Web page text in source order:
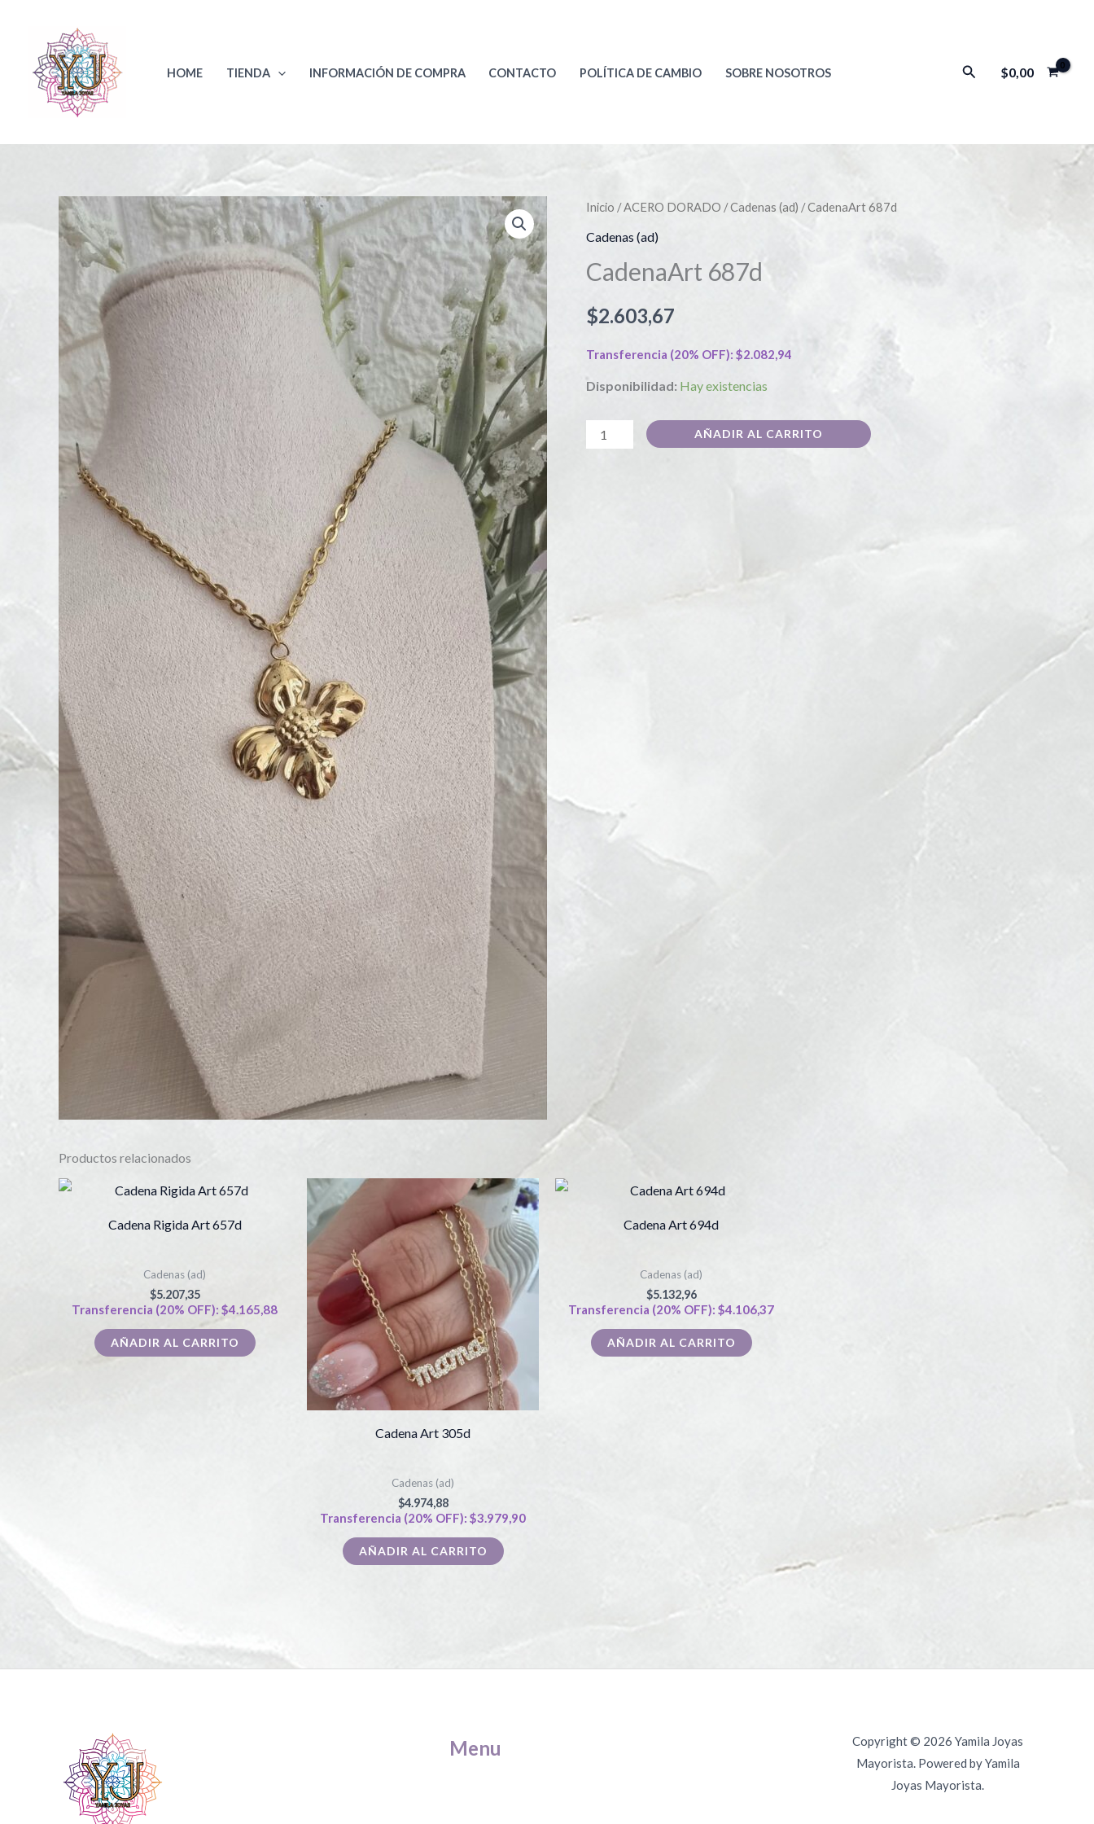
contenido
HOME TIENDA INFORMACIÓN DE COMPRA CONTACTO POLÍTICA DE CAMBIO SOBRE NOSOTROS Buscar
$0,00
Inicio /ACERO DORADO /Cadenas (ad) / CadenaArt 687d
Cadenas (ad)
CadenaArt 687d
$2.603,67
Transferencia (20% OFF): $2.082,94
Disponibilidad: Hay existencias
CadenaArt
687d
AÑADIR AL CARRITO
Productos relacionados
Cadena Rigida Art 657d
Cadenas (ad)
$5.207,35
Transferencia (20% OFF): $4.165,88
AÑADIR AL CARRITO
Cadena Art 305d
Cadenas (ad)
$4.974,88
Transferencia (20% OFF): $3.979,90
AÑADIR AL CARRITO
Cadena Art 694d
Cadenas (ad)
$5.132,96
Transferencia (20% OFF): $4.106,37
AÑADIR AL CARRITO
Menu
Copyright © 2026 Yamila Joyas
Mayorista. Powered by Yamila
Joyas Mayorista.